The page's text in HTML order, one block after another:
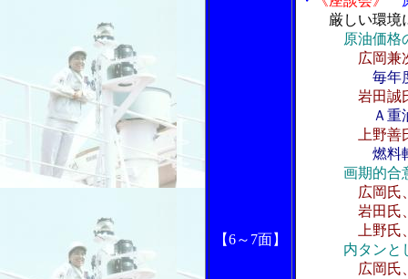
【6～7面】
厳しい環境
原油価格
広岡兼
毎年
岩田誠
Ａ重
上野
燃料
画期的合
広岡氏
岩田氏、石
上野氏、訪
内タンと
広岡氏